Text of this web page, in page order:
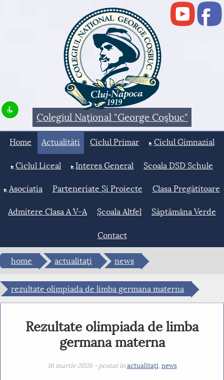
Disable flashes
Keyboard navigation
Mark headings
settings Background Color
Zoom out
zoom_in Zoom in
remove_circle_outline Decrease font
brightness_high Bright contrast
font_download Mark links
Reset
options
cached
Colegiul Naţional "George Coşbuc"
Home Actualități Ciclul Primar Ciclul Gimnazial
Ciclul Liceal Interes General Scoala DSD Schule
Asociația Parteneriate Și Proiecte Clasa Pregătitoare
Admitere Clasa A V-A Şcoala Altfel Săptămâna Verde
Contact
home actualitaţi news
rezultate olimpiada de limba germana materna
Rezultate olimpiada de limba
germana materna
16 martie 2026 - postat înactualitaţi,news